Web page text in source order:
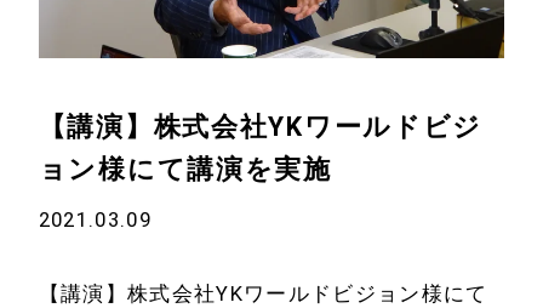
【講演】株式会社YKワールドビジ
ョン様にて講演を実施
2021.03.09
【講演】株式会社YKワールドビジョン様にて